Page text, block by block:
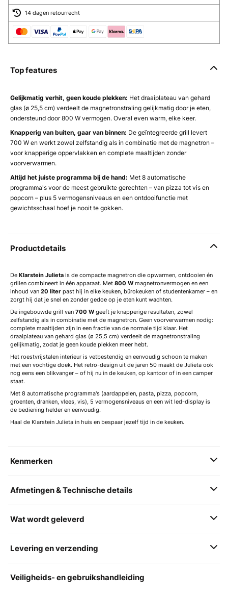
14 dagen retourrecht
Top features
Gelijkmatig verhit, geen koude plekken: Het draaiplateau van gehard
glas (ø 25,5 cm) verdeelt de magnetronstraling gelijkmatig door je eten,
ondersteund door 800 W vermogen. Overal even warm, elke keer.
Knapperig van buiten, gaar van binnen: De geïntegreerde grill levert
700 W en werkt zowel zelfstandig als in combinatie met de magnetron –
voor knapperige oppervlakken en complete maaltijden zonder
voorverwarmen.
Altijd het juiste programma bij de hand: Met 8 automatische
programma's voor de meest gebruikte gerechten – van pizza tot vis en
popcorn – plus 5 vermogensniveaus en een ontdooifunctie met
gewichtsschaal hoef je nooit te gokken.
Productdetails
De Klarstein Julieta is de compacte magnetron die opwarmen, ontdooien én
grillen combineert in één apparaat. Met 800 W magnetronvermogen en een
inhoud van 20 liter past hij in elke keuken, bürokeuken of studentenkamer – en
zorgt hij dat je snel en zonder gedoe op je eten kunt wachten.
De ingebouwde grill van 700 W geeft je knapperige resultaten, zowel
zelfstandig als in combinatie met de magnetron. Geen voorverwarmen nodig:
complete maaltijden zijn in een fractie van de normale tijd klaar. Het
draaiplateau van gehard glas (ø 25,5 cm) verdeelt de magnetronstraling
gelijkmatig, zodat je geen koude plekken meer hebt.
Het roestvrijstalen interieur is vetbestendig en eenvoudig schoon te maken
met een vochtige doek. Het retro-design uit de jaren 50 maakt de Julieta ook
nog eens een blikvanger – of hij nu in de keuken, op kantoor of in een camper
staat.
Met 8 automatische programma's (aardappelen, pasta, pizza, popcorn,
groenten, dranken, vlees, vis), 5 vermogensniveaus en een wit led-display is
de bediening helder en eenvoudig.
Haal de Klarstein Julieta in huis en bespaar jezelf tijd in de keuken.
Kenmerken
Afmetingen & Technische details
Wat wordt geleverd
Levering en verzending
Veiligheids- en gebruikshandleiding